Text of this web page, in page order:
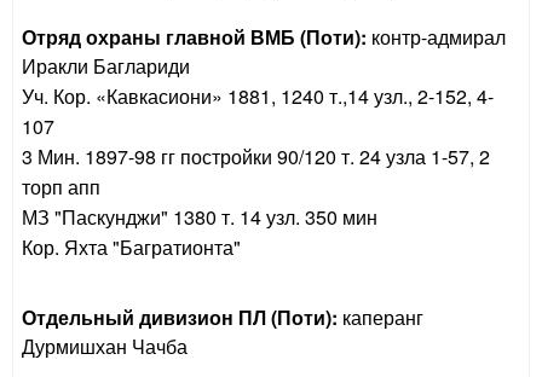
Отряд охраны главной ВМБ (Поти): контр-адмирал
Иракли Баглариди
Уч. Кор. «Кавкасиони» 1881, 1240 т.,14 узл., 2-152, 4-
107
3 Мин. 1897-98 гг постройки 90/120 т. 24 узла 1-57, 2
торп апп
МЗ "Паскунджи" 1380 т. 14 узл. 350 мин
Кор. Яхта "Багратионта"
Отдельный дивизион ПЛ (Поти): каперанг
Дурмишхан Чачба